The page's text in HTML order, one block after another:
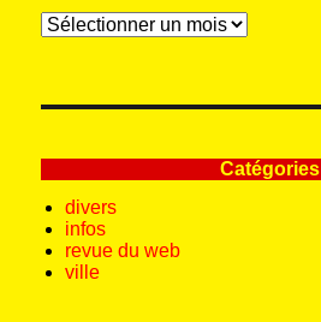
Archives
Catégories
divers
infos
revue du web
ville